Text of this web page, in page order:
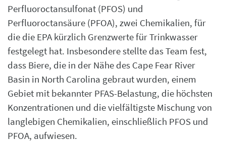
Perfluoroctansulfonat (PFOS) und
Perfluoroctansäure (PFOA), zwei Chemikalien, für
die die EPA kürzlich Grenzwerte für Trinkwasser
festgelegt hat. Insbesondere stellte das Team fest,
dass Biere, die in der Nähe des Cape Fear River
Basin in North Carolina gebraut wurden, einem
Gebiet mit bekannter PFAS-Belastung, die höchsten
Konzentrationen und die vielfältigste Mischung von
langlebigen Chemikalien, einschließlich PFOS und
PFOA, aufwiesen.